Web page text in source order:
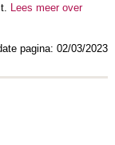
Lees meer over
pagina: 02/03/2023